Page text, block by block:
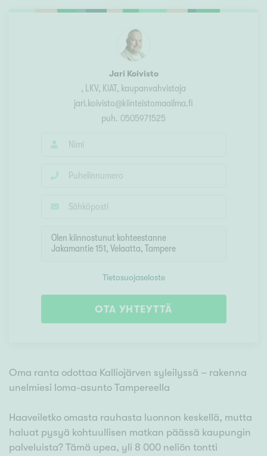
Jari Koivisto
, LKV, KiAT, kaupanvahvistaja
jari.koivisto@kiinteistomaailma.fi
puh. 0505971525
Tietosuojaseloste
OTA YHTEYTTÄ
Oma ranta odottaa Kalliojärven syleilyssä – rakenna
unelmiesi loma-asunto Tampereella
Haaveiletko omasta rauhasta luonnon keskellä, mutta
haluat pysyä kohtuullisen matkan päässä kaupungin
palveluista? Tämä upea, yli 8 000 neliön tontti